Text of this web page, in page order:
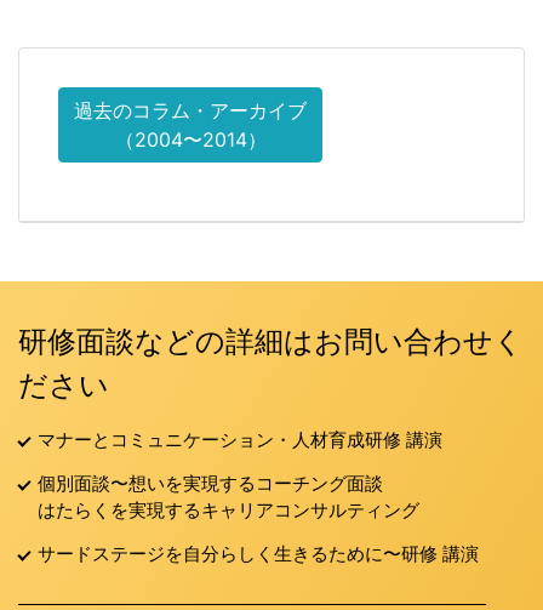
過去のコラム・アーカイブ
（2004〜2014）
研修面談などの詳細はお問い合わせく
ださい
マナーとコミュニケーション・人材育成研修 講演
個別面談〜想いを実現するコーチング面談
はたらくを実現するキャリアコンサルティング
サードステージを自分らしく生きるために〜研修 講演